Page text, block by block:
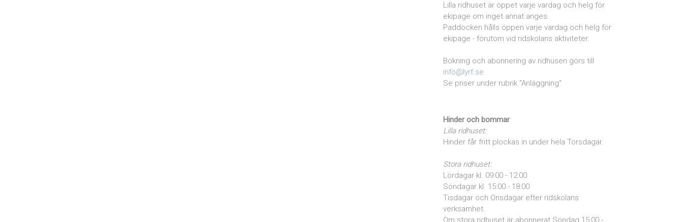
Lilla ridhuset är öppet varje vardag och helg för
ekipage om inget annat anges.
Paddocken hålls öppen varje vardag och helg för
ekipage - förutom vid ridskolans aktiviteter.
Bokning och abonnering av ridhusen görs till
info@lyrf.se
Se priser under rubrik "Anläggning"
Hinder och bommar
Lilla ridhuset:
Hinder får fritt plockas in under hela Torsdagar.
Stora ridhuset:
Lördagar kl. 09:00 - 12:00
Söndagar kl. 15:00 - 18:00
Tisdagar och Onsdagar efter ridskolans
verksamhet.
Om stora ridhuset är abonnerat Söndag 15:00 -